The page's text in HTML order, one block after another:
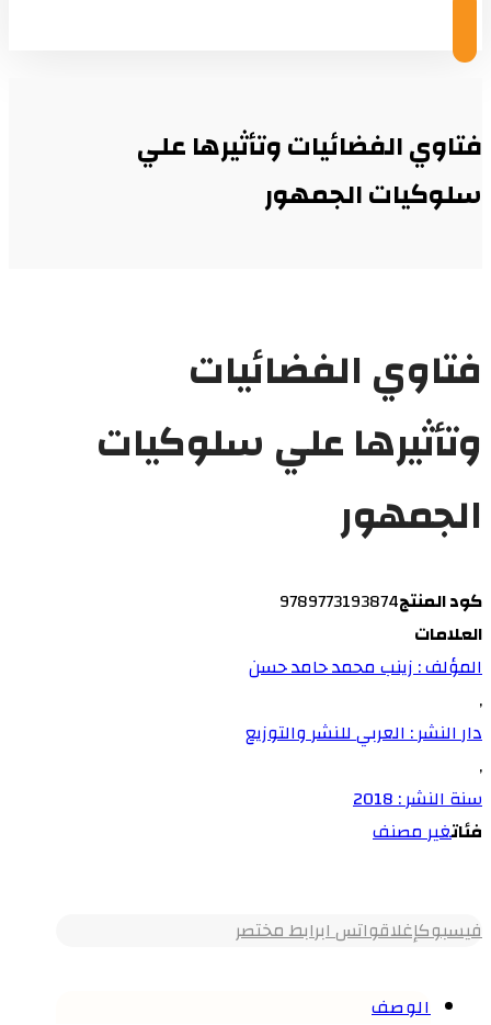
فتاوي الفضائيات وتأثيرها علي
سلوكيات الجمهور
فتاوي الفضائيات
وتأثيرها علي سلوكيات
الجمهور
كود المنتج9789773193874
العلامات
المؤلف : زينب محمد حامد حسن
,
دار النشر : العربي للنشر والتوزيع
,
سنة النشر : 2018
فئاتغير مصنف
فيسبوكإغلاقواتس ابرابط مختصر
الوصف